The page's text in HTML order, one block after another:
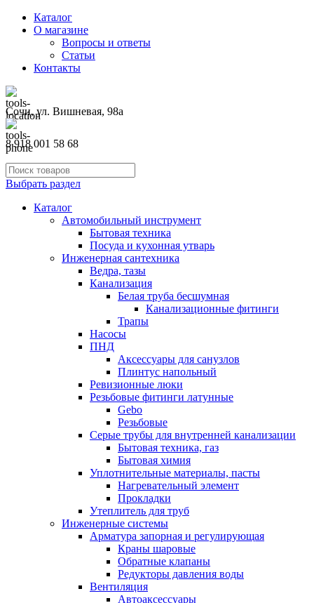
Каталог
О магазине
Вопросы и ответы
Статьи
Контакты
Сочи, ул. Вишневая, 98а
8 918 001 58 68
Выбрать раздел
Каталог
Автомобильный инструмент
Бытовая техника
Посуда и кухонная утварь
Инженерная сантехника
Ведра, тазы
Канализация
Белая труба бесшумная
Канализационные фитинги
Трапы
Насосы
ПНД
Аксессуары для санузлов
Плинтус напольный
Ревизионные люки
Резьбовые фитинги латунные
Gebo
Резьбовые
Серые трубы для внутренней канализации
Бытовая техника, газ
Бытовая химия
Уплотнительные материалы, пасты
Нагревательный элемент
Прокладки
Утеплитель для труб
Инженерные системы
Арматура запорная и регулирующая
Краны шаровые
Обратные клапаны
Редукторы давления воды
Вентиляция
Автоаксессуары